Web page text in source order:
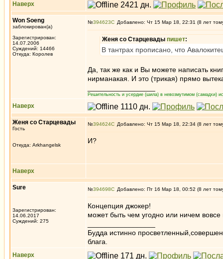
Наверх
Won Soeng
заблокирован(а)
Зарегистрирован:
14.07.2006
Суждений: 14466
Откуда: Королев
№394623 Добавлено: Чт 15 Мар 18, 22:31 (8 лет
Женя со Старцевады пишет:
В тантрах прописано, что
Да, так же как и Вы можете написать
нирманакая. И это (трикая) прямо
Решительность и усердие (шила) в невозмутимом (самадхи)
Наверх
Женя со Старцевады
Гость
Откуда: Arkhangelsk
№394624 Добавлено: Чт 15 Мар 18, 22:34 (8 лет
И?
Наверх
Sure
Зарегистрирован:
14.06.2017
Суждений: 275
№394698 Добавлено: Пт 16 Мар 18, 00:52 (8 лет
Концепция джокер!
может быть чем угодно или ничем вовсе
Будда истинно
блага.
Наверх